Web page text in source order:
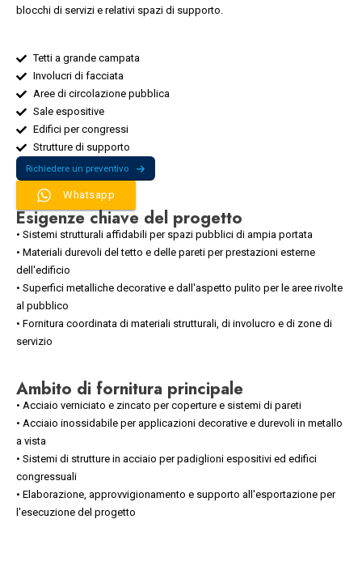
blocchi di servizi e relativi spazi di supporto.
Tetti a grande campata
Involucri di facciata
Aree di circolazione pubblica
Sale espositive
Edifici per congressi
Strutture di supporto
Richiedere un preventivo
Whatsapp
Esigenze chiave del progetto
• Sistemi strutturali affidabili per spazi pubblici di ampia portata
• Materiali durevoli del tetto e delle pareti per prestazioni esterne
dell'edificio
• Superfici metalliche decorative e dall'aspetto pulito per le aree rivolte
al pubblico
• Fornitura coordinata di materiali strutturali, di involucro e di zone di
servizio
Ambito di fornitura principale
• Acciaio verniciato e zincato per coperture e sistemi di pareti
• Acciaio inossidabile per applicazioni decorative e durevoli in metallo
a vista
• Sistemi di strutture in acciaio per padiglioni espositivi ed edifici
congressuali
• Elaborazione, approvvigionamento e supporto all'esportazione per
l'esecuzione del progetto